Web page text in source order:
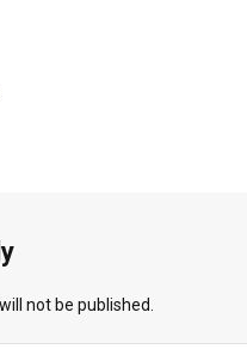
not be published.